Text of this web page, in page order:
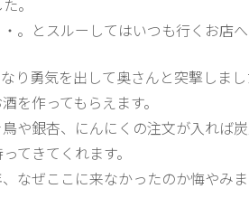
。
。とスルーしてはいつも行くお店へ
り勇気を出して奥さんと突撃しまし
を作ってもらえます。
や銀杏、にんにくの注文が入れば炭
てきてくれます。
なぜここに来なかったのか悔やみま